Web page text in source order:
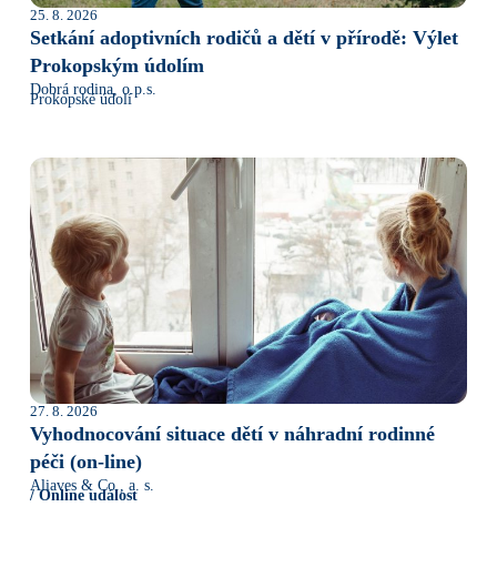
25. 8. 2026
Setkání adoptivních rodičů a dětí v přírodě: Výlet
Prokopským údolím
Dobrá rodina, o.p.s.
Prokopské údolí
27. 8. 2026
Vyhodnocování situace dětí v náhradní rodinné
péči (on-line)
Aliaves & Co., a. s.
/ Online událost